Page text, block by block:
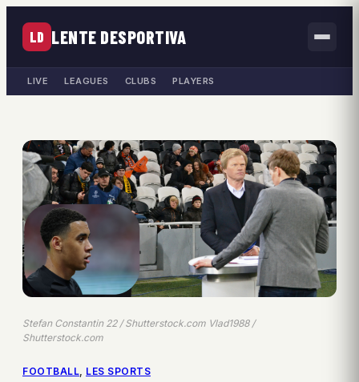
LD LENTE DESPORTIVA
LIVE LEAGUES CLUBS PLAYERS
Stefan Constantin 22 / Shutterstock.com Vlad1988 /
Shutterstock.com
FOOTBALL, LES SPORTS